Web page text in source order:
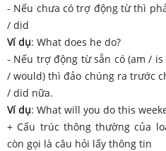
- Nếu chưa có trợ động từ thì
/ did
Ví dụ: What does he do?
- Nếu trợ động từ sẵn có (am /
/ would) thì đảo chúng ra trước
/ did nữa.
Ví dụ: What will you do this
+ Cấu trúc thông thường của
còn gọi là câu hỏi lấy thông tin